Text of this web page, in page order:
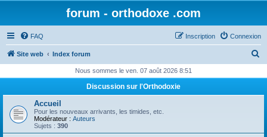
forum - orthodoxe .com
FAQ Connexion
Inscription
Site web Index forum
h
Nous sommes le ven. 07 août 2026 8:51
Discussion sur l'Orthodoxie
Accueil
Pour les nouveaux arrivants, les timides, etc.
Modérateur : Auteurs
Sujets : 390